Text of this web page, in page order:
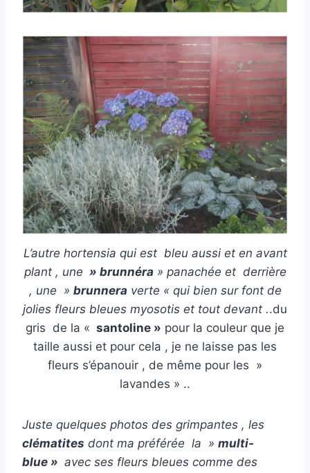
L’autre hortensia qui est bleu aussi et en avant
plant , une » brunnéra» panachée et derrière
, une » brunneraverte « qui bien sur font de
jolies fleurs bleues myosotis et tout devant ..du
gris de la « santoline » pour la couleur que je
taille aussi et pour cela , je ne laisse pas les
fleurs s’épanouir , de même pour les »
lavandes » ..
Juste quelques photos des grimpantes , les
clématites dont ma préférée la » multi-
blue » avec ses fleurs bleues comme des